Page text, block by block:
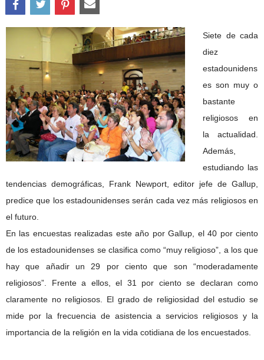
Siete de cada
diez
estadounidens
es son muy o
bastante
religiosos en
la actualidad.
Además,
estudiando las
tendencias demográficas, Frank Newport, editor jefe de Gallup,
predice que los estadounidenses serán cada vez más religiosos en
el futuro.
En las encuestas realizadas este año por Gallup, el 40 por ciento
de los estadounidenses se clasifica como “muy religioso”, a los que
hay que añadir un 29 por ciento que son “moderadamente
religiosos”. Frente a ellos, el 31 por ciento se declaran como
claramente no religiosos. El grado de religiosidad del estudio se
mide por la frecuencia de asistencia a servicios religiosos y la
importancia de la religión en la vida cotidiana de los encuestados.